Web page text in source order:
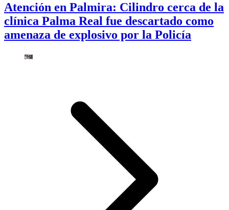
Atención en Palmira: Cilindro cerca de la
clínica Palma Real fue descartado como
amenaza de explosivo por la Policía